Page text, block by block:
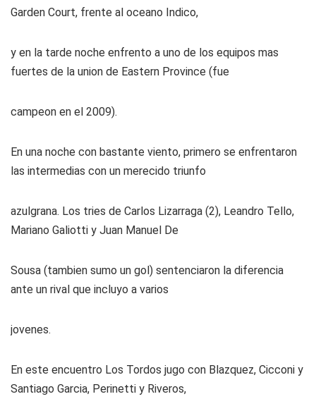
Garden Court, frente al oceano Indico,
y en la tarde noche enfrento a uno de los equipos mas
fuertes de la union de Eastern Province (fue
campeon en el 2009).
En una noche con bastante viento, primero se enfrentaron
las intermedias con un merecido triunfo
azulgrana. Los tries de Carlos Lizarraga (2), Leandro Tello,
Mariano Galiotti y Juan Manuel De
Sousa (tambien sumo un gol) sentenciaron la diferencia
ante un rival que incluyo a varios
jovenes.
En este encuentro Los Tordos jugo con Blazquez, Cicconi y
Santiago Garcia, Perinetti y Riveros,